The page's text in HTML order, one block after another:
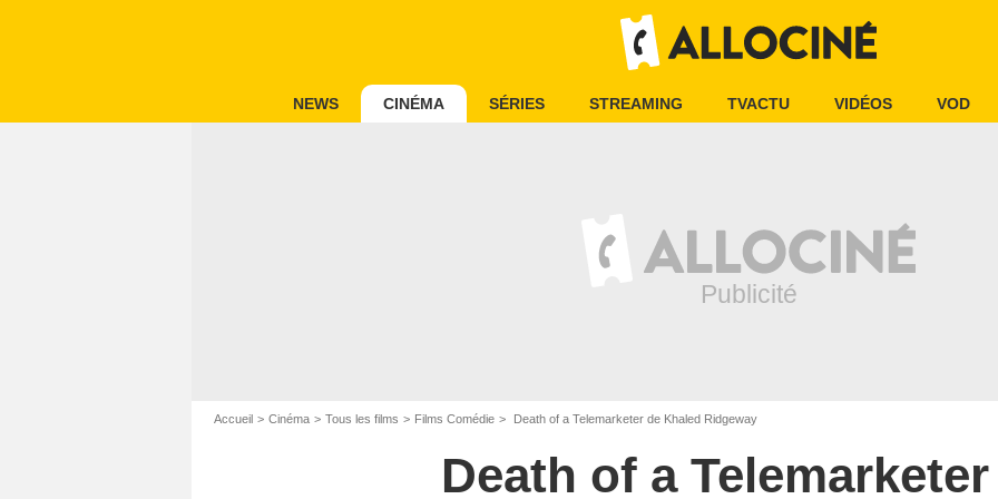
NEWS CINÉMA SÉRIES STREAMING TVACTU VIDÉOS VOD
Accueil Cinéma Tous les films Films Comédie Death of a Telemarketer de Khaled Ridgeway
Death of a Telemarketer